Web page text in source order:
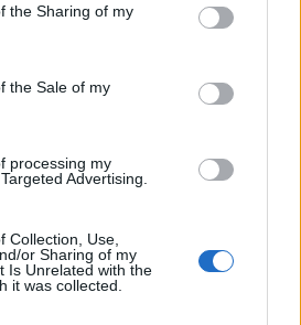
the Sharing of my
the Sale of my
processing my
Advertising.
Collection, Use,
or Sharing of my
Is Unrelated with the
it was collected.
την
Ο Γιάννης Αγραβάνης στον Βίκο
Με «προίκα» 2 δισ. ευρώ ανοίγει
σε μικρομεσαίες
Deloitte Ελλάδος:
Χρηματοοικονομικός